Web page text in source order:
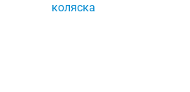
коляска